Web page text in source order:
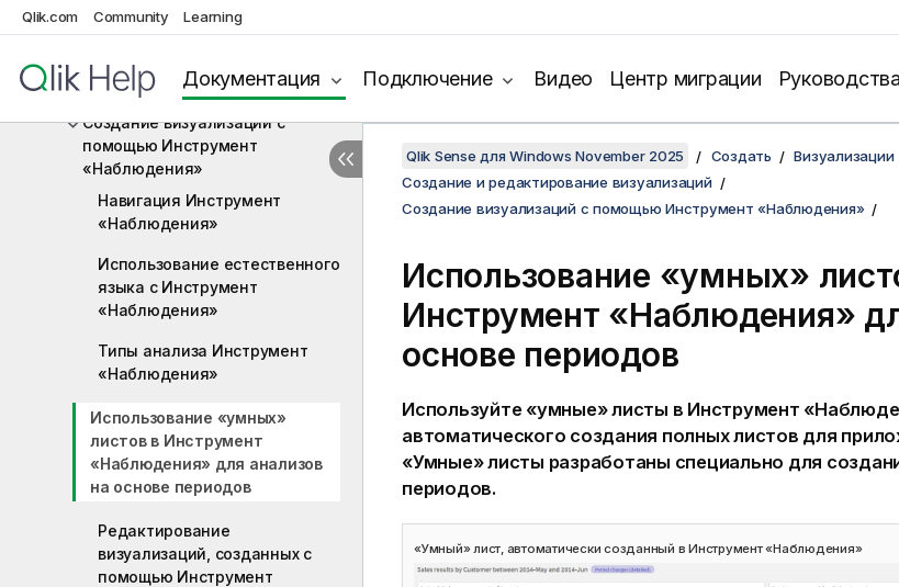
Qlik.com Community Learning
Документация Подключение Видео Центр миграции
визуализации
визуализаций
Создание визуализаций с
помощью Инструмент
«Наблюдения»
Навигация Инструмент
«Наблюдения»
Использование естественного
языка с Инструмент
«Наблюдения»
Типы анализа Инструмент
«Наблюдения»
Использование «умных»
листов в Инструмент
«Наблюдения» для анализов
на основе периодов
Редактирование
визуализаций, созданных с
помощью Инструмент
Qlik Sense для Windows November 2025 Создать
Визуализации
Создание и редактирование визуализаций
Создание визуализаций с помощью Инструмент «Наблюдения»
Использование «умных»
Инструмент «Наблюдения»
основе периодов
Используйте «умные» листы в Инструмент
автоматического создания полных листов для
«Умные» листы разработаны специально для
периодов.
«Умный» лист, автоматически созданный в Инструмент «Наблюдения»